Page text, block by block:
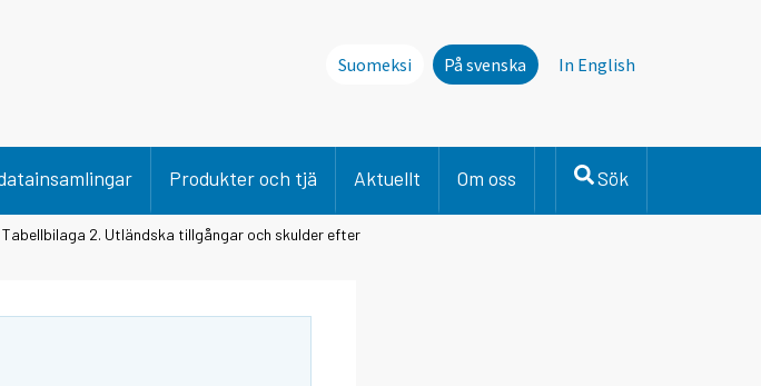
Suomeksi På svenska In English
Produkter och tjä Aktuellt Om oss Sök
Tabellbilaga 2. Utländska tillgångar och skulder efter